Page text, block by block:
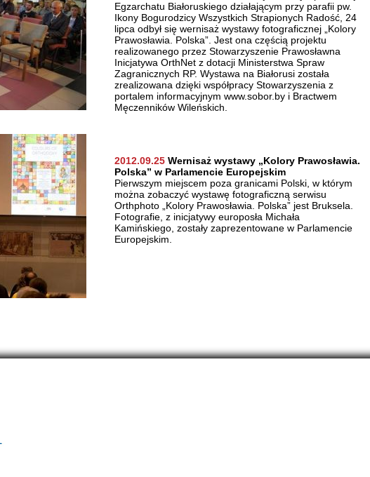
Egzarchatu Białoruskiego działającym przy parafii pw.
Ikony Bogurodzicy Wszystkich Strapionych Radość, 24
lipca odbył się wernisaż wystawy fotograficznej „Kolory
Prawosławia. Polska”. Jest ona częścią projektu
realizowanego przez Stowarzyszenie Prawosławna
Inicjatywa OrthNet z dotacji Ministerstwa Spraw
Zagranicznych RP. Wystawa na Białorusi została
zrealizowana dzięki współpracy Stowarzyszenia z
portalem informacyjnym www.sobor.by i Bractwem
Męczenników Wileńskich.
2012.09.25 Wernisaż wystawy „Kolory Prawosławia.
Polska” w Parlamencie Europejskim
Pierwszym miejscem poza granicami Polski, w którym
można zobaczyć wystawę fotograficzną serwisu
Orthphoto „Kolory Prawosławia. Polska” jest Bruksela.
Fotografie, z inicjatywy europosła Michała
Kamińskiego, zostały zaprezentowane w Parlamencie
Europejskim.